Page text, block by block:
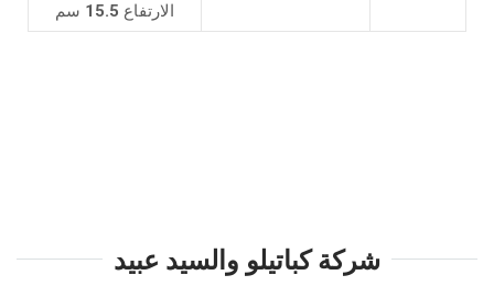
الارتفاع 15.5 سم
شركة كباتيلو والسيد عبيد